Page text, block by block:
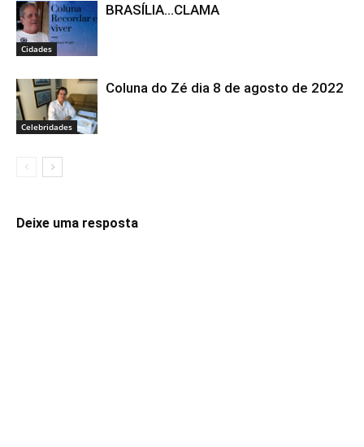
Cidades
BRASÍLIA…CLAMA
Celebridades
Coluna do Zé dia 8 de agosto de 2022
Deixe uma resposta